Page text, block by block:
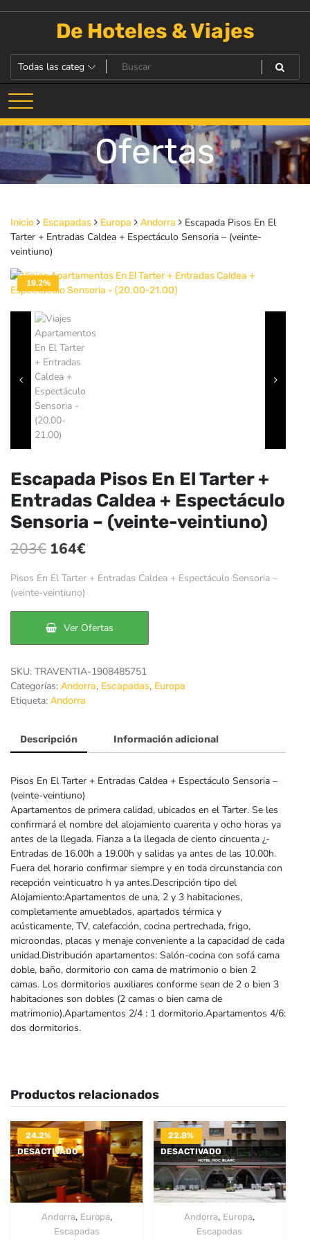
De Hoteles & Viajes
Ofertas
Inicio Escapadas Europa Andorra
Escapada Pisos En El
Tarter + Entradas Caldea + Espectáculo Sensoria – (veinte-
veintiuno)
19.2%
DESACTIVADO
Escapada Pisos En El Tarter +
Entradas Caldea + Espectáculo
Sensoria – (veinte-veintiuno)
203€ El
precio
original
era:
203€.
164€
precio
es:
164€.
Pisos En El Tarter + Entradas Caldea + Espectáculo Sensoria –
(veinte-veintiuno)
Ver Ofertas
SKU: TRAVENTIA-1908485751
Categorías: Andorra, Escapadas, Europa
Etiqueta: Andorra
Descripción Información adicional
Pisos En El Tarter + Entradas Caldea + Espectáculo Sensoria –
(veinte-veintiuno)
Apartamentos de primera calidad, ubicados en el Tarter. Se les
confirmará el nombre del alojamiento cuarenta y ocho horas ya
antes de la llegada. Fianza a la llegada de ciento cincuenta ¿-
Entradas de 16.00h a 19.00h y salidas ya antes de las 10.00h.
Fuera del horario confirmar siempre y en toda circunstancia con
recepción veinticuatro h ya antes.Descripción tipo del
Alojamiento:Apartamentos de una, 2 y 3 habitaciones,
completamente amueblados, apartados térmica y
acústicamente, TV, calefacción, cocina pertrechada, frigo,
microondas, placas y menaje conveniente a la capacidad de cada
unidad.Distribución apartamentos: Salón-cocina con sofá cama
doble, baño, dormitorio con cama de matrimonio o bien 2
camas. Los dormitorios auxiliares conforme sean de 2 o bien 3
habitaciones son dobles (2 camas o bien cama de
matrimonio).Apartamentos 2/4 : 1 dormitorio.Apartamentos 4/6:
dos dormitorios.
Productos relacionados
24.2%
DESACTIVADO
Andorra, Europa,
Escapadas
22.8%
DESACTIVADO
Andorra, Europa,
Escapadas